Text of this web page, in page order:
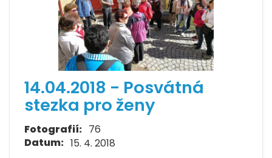
14.04.2018 - Posvátná
stezka pro ženy
Fotografií: 76
Datum: 15. 4. 2018